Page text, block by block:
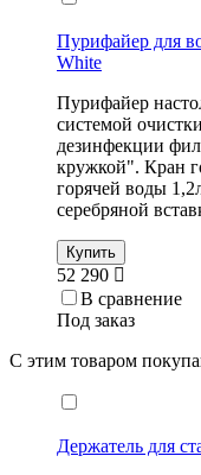
Пурифайер для
White
Пурифайер
системой
дезинфекции
кружкой". Кран
горячей воды
серебряной
Купить
52 290
В сравнение
Под заказ
С этим товаром
Держатель для